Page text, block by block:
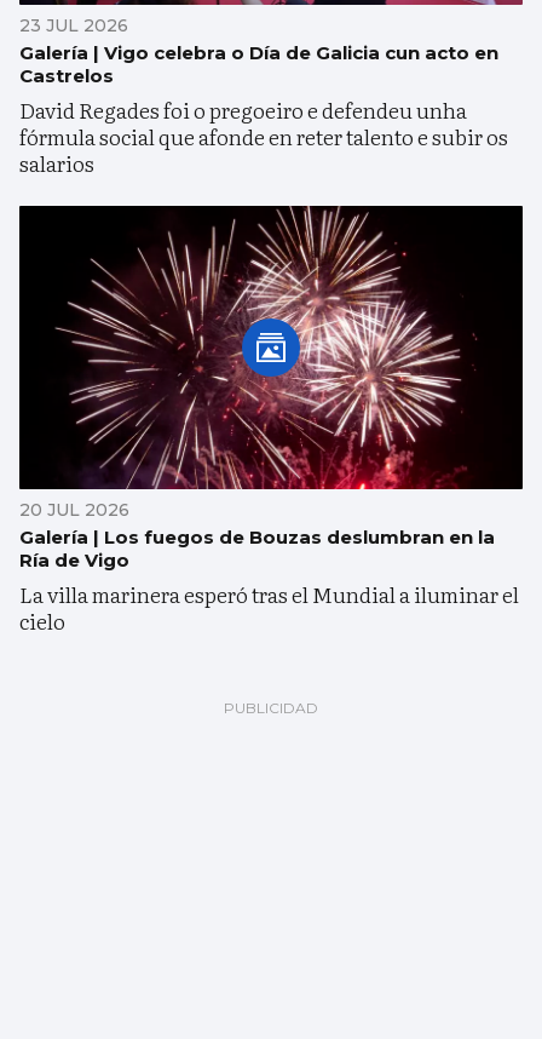
23 JUL 2026
Galería | Vigo celebra o Día de Galicia cun acto en
Castrelos
David Regades foi o pregoeiro e defendeu unha
fórmula social que afonde en reter talento e subir os
salarios
20 JUL 2026
Galería | Los fuegos de Bouzas deslumbran en la
Ría de Vigo
La villa marinera esperó tras el Mundial a iluminar el
cielo